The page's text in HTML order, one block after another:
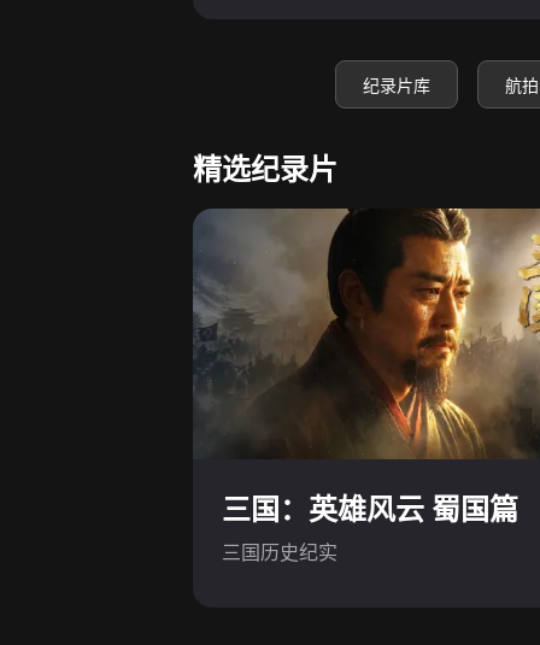
纪录片库 航
精选纪录片
三国：英雄风云 蜀国篇
三国历史纪实